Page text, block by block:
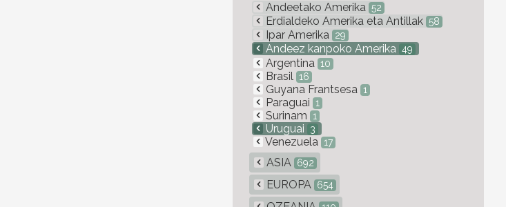
Andeetako Amerika 52
Erdialdeko Amerika eta Antillak 58
Ipar Amerika 29
Andeez kanpoko Amerika 49
Argentina 10
Brasil 16
Guyana Frantsesa 1
Paraguai 1
Surinam 1
Uruguai 3
Venezuela 17
ASIA 692
EUROPA 654